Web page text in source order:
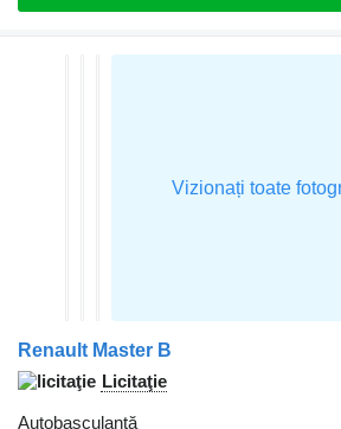
Renault Master B
Licitaţie
Autobasculantă